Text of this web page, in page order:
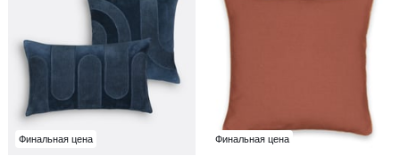
Финальная цена Финальная цена